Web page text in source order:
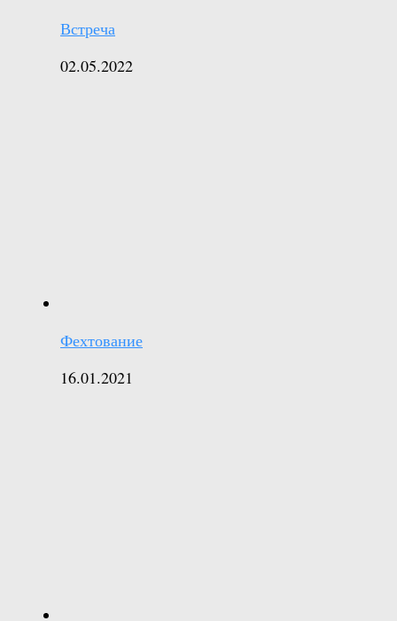
Встреча
02.05.2022
Фехтование
16.01.2021